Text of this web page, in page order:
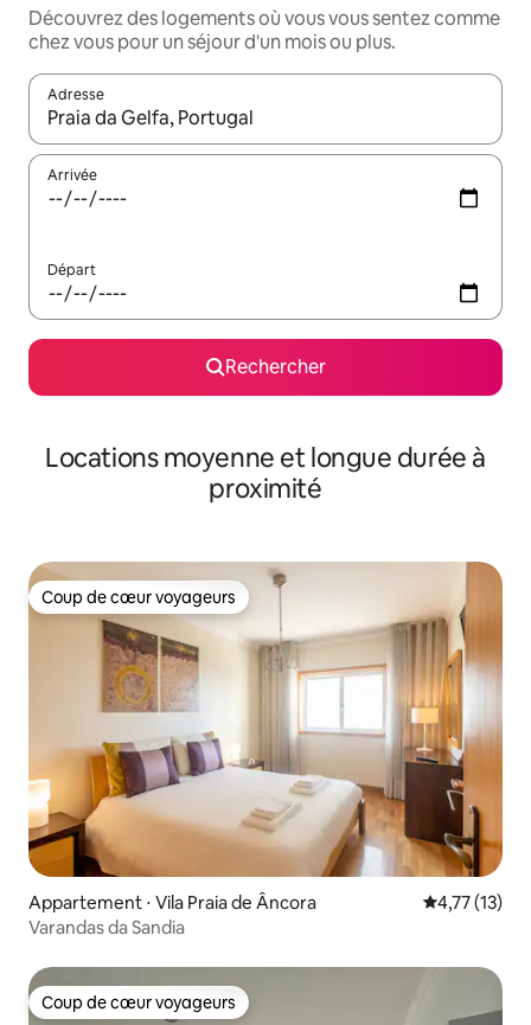
Découvrez des logements où vous vous sentez comme
chez vous pour un séjour d'un mois ou plus.
Adresse
Lorsque les résultats s'affichent, utilisez les flèches vers le
Arrivée
Départ
Rechercher
Locations moyenne et longue durée à
proximité
Coup de cœur voyageurs
Coup de cœur voyageurs
Appartement ⋅ Vila Praia de Âncora Évaluation
4,77 (13)
Varandas da Sandia
Coup de cœur voyageurs
Coup de cœur voyageurs